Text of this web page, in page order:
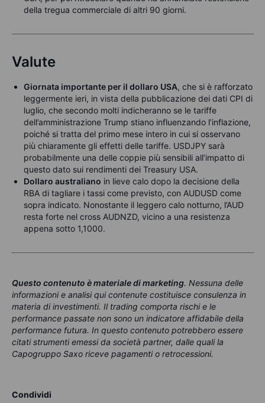
della tregua commerciale di altri 90 giorni.
Valute
Giornata importante per il dollaro USA, che si è rafforzato
leggermente ieri, in vista della pubblicazione dei dati CPI di
luglio, che secondo molti indicheranno se le tariffe
dell’amministrazione Trump stiano influenzando l’inflazione,
poiché si tratta del primo mese intero in cui si osservano
più chiaramente gli effetti delle tariffe. USDJPY sarà
probabilmente una delle coppie più sensibili all’impatto di
questo dato sui rendimenti dei Treasury USA.
Dollaro australiano in lieve calo dopo la decisione della
RBA di tagliare i tassi come previsto, con AUDUSD come
sopra indicato. Nonostante il leggero calo notturno, l’AUD
resta forte nel cross AUDNZD, vicino a una resistenza
appena sotto 1,1000.
Questo contenuto è materiale di marketing. Nessuna delle
informazioni e analisi qui contenute costituisce consulenza in
materia di investimenti. Il trading comporta rischi e le
performance passate non sono un indicatore affidabile della
performance futura. In questo contenuto potrebbero essere
citati strumenti emessi da società partner, dalle quali la
Capogruppo Saxo riceve pagamenti o retrocessioni.
Condividi